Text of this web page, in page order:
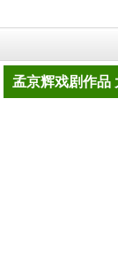
孟京辉戏剧作品